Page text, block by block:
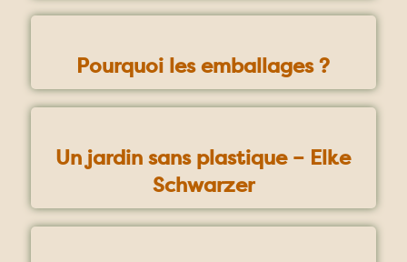
Pourquoi les emballages ?
Un jardin sans plastique – Elke
Schwarzer